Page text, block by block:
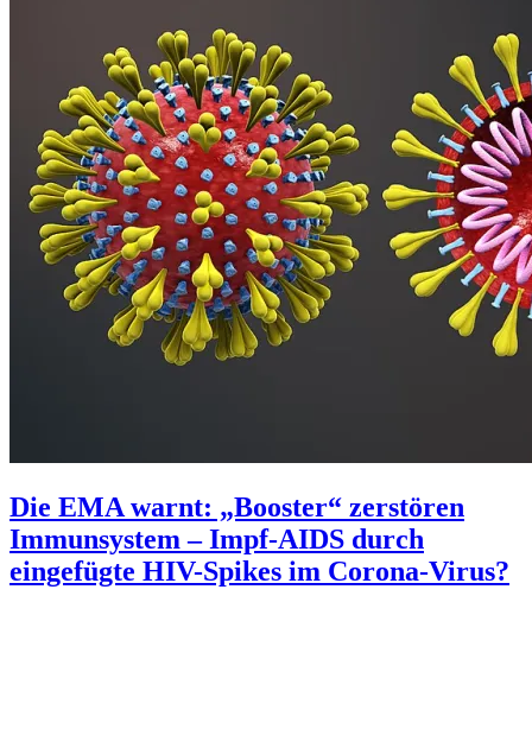
Die EMA warnt: „Booster“ zerstören
Immunsystem – Impf-AIDS durch
eingefügte HIV-Spikes im Corona-Virus?